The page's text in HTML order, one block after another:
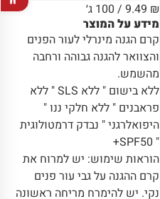
9.49 ₪
/ 100 ג׳
מידע על המוצר
קרם הגנה מינרלי לעור הפנים
והצוואר להגנה גבוהה ורחבה
מהשמש.
ללא בישום " ללא SLS " ללא
פראבנים " ללא חלקי ננו "
היפואלרגני " נבדק דרמטולוגית
" SPF50+
הוראות שימוש: יש למרוח את
קרם ההגנה על גבי עור פנים
נקי. יש להימרח מריחה ראשונה